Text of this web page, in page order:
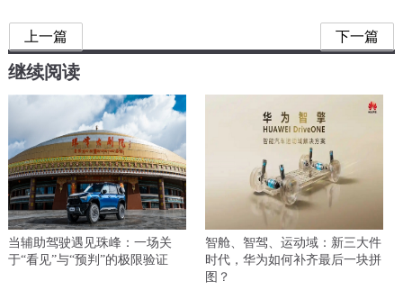
上一篇 下一篇
继续阅读
当辅助驾驶遇见珠峰：一场关
于“看见”与“预判”的极限验证
智舱、智驾、运动域：新三大件
时代，华为如何补齐最后一块拼
图？